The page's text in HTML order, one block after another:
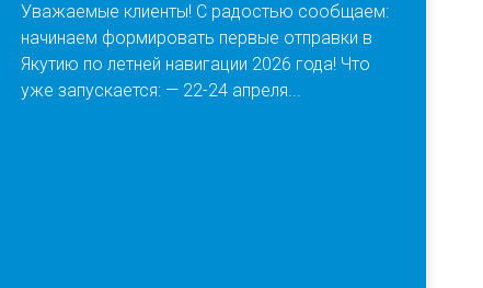
Уважаемые клиенты! С радостью сообщаем:
начинаем формировать первые отправки в
Якутию по летней навигации 2026 года! Что
уже запускается: — 22-24 апреля...